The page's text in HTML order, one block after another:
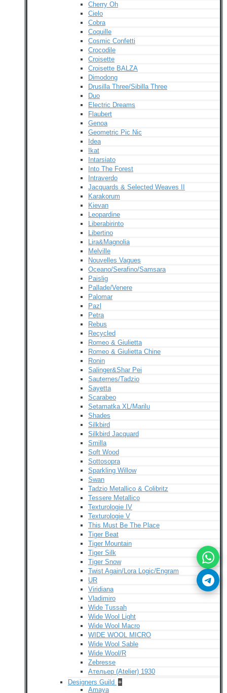
Cherry Oh
Cielo
Cobra
Coquille
Cosmic Confetti
Crocodile
Croisette
Croisette BALZA
Dimodong
Drusilla Three/Sibilla Three
Duo
Electric Dreams
Flaubert
Genoa
Geometric Pic Nic
Idea
Ikat
Intarsiato
Into The Forest
Intraverdo
Jacquards & Selected Weaves II
Karakorum
Kievan
Leopardine
Liberabirinto
Libertino
Lira&Magnolia
Melville
Nouvelles Vagues
Oceano/Serafino/Samsara
Paislig
Pallade/Venere
Palomar
Pazl
Petra
Rebus
Recycled
Romeo & Giulietta
Romeo & Giulietta Chine
Ronin
Salinger&Shar Pei
Sauternes/Tadzio
Sayetta
Scarabeo
Setamatka XL/Marilu
Shades
Silkbird
Silkbird Jacquard
Smilla
Soft Wood
Sottosopra
Sparkling Willow
Swan
Tadzio Metallico & Colibritz
Tessere Metallico
Texturologie IV
Texturologie V
This Must Be The Place
Tiger Beat
Tiger Mountain
Tiger Silk
Tiger Snow
Twist Again/Lora Logic/Engram
UR
Viridiana
Vladimiro
Wide Tussah
Wide Wool Light
Wide Wool Macro
WIDE WOOL MICRO
Wide Wool Sable
Wide Wool/R
Zebresse
Ательер (Atelier) 1930
Designers Guild +
Amaya